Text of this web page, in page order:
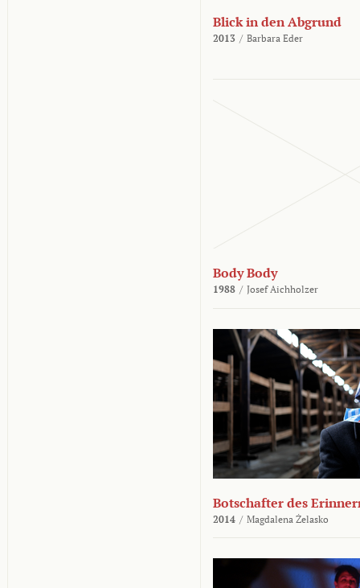
Blick in den Abgrund
2013 / Barbara Eder
Body Body
1988 / Josef Aichholzer
Botschafter des
2014 / Magdalena Żelasko